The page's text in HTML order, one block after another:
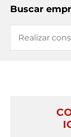
Buscar